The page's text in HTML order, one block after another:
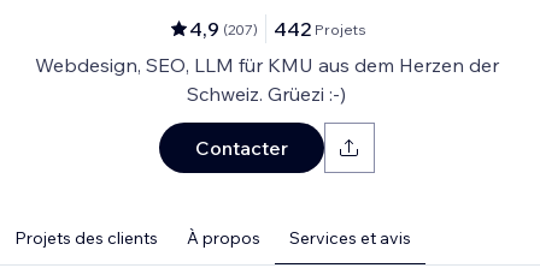
4,9 (207) 442 Projets
Webdesign, SEO, LLM für KMU aus dem Herzen der
Schweiz. Grüezi :-)
Contacter
Projets des clients À propos Services et avis